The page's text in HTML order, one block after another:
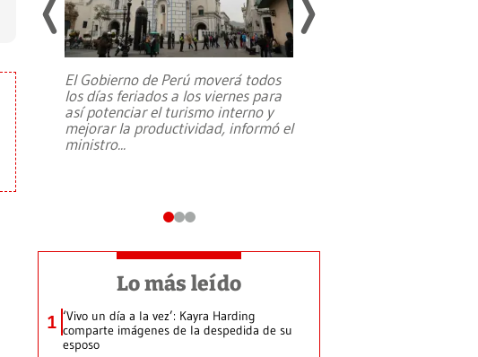
El Gobierno de Perú moverá todos
los días feriados a los viernes para
así potenciar el turismo interno y
mejorar la productividad, informó el
ministro...
Lo más leído
1 ‘Vivo un día a la vez’: Kayra Harding
comparte imágenes de la despedida de su
esposo